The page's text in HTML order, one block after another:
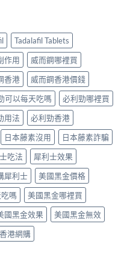
Tadalafil Tablets
作用
威而鋼哪裡買
香港
威而鋼香港價錢
可以每天吃嗎
必利勁哪裡買
用法
必利勁香港
日本藤素沒用
日本藤素詐騙
吃法
犀利士效果
犀利士
美國黑金價格
嗎
美國黑金哪裡買
國黑金效果
美國黑金無效
香港網購